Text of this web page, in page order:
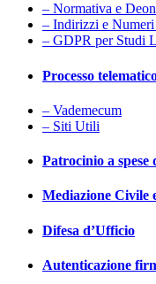
– Normativa e
– Indirizzi e
– GDPR per Studi
Processo
– Vademecum
– Siti Utili
Patrocinio a spese
Mediazione Civile
Difesa d’Ufficio
Autenticazione